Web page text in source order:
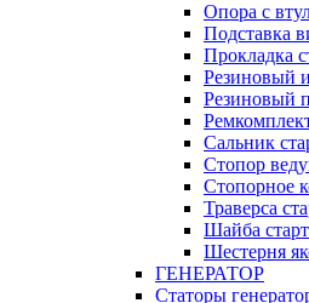
Опора с
Подставка
Прокладка
Резиновый
Резиновый
Сальник
Стопор
Стопорное
Траверса
Шайба
Шестерня
ГЕНЕРАТОР
Статоры